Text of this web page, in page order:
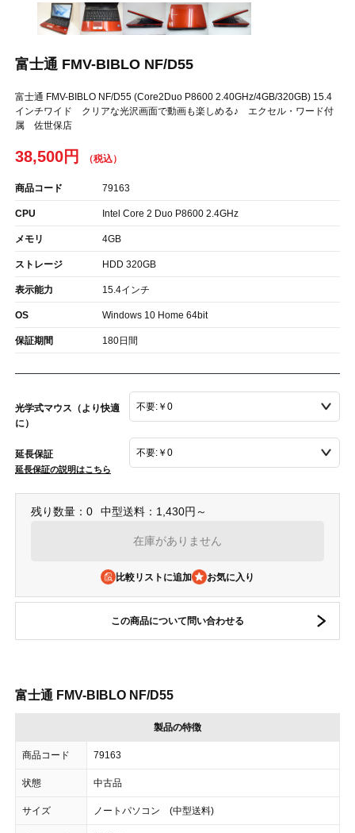
富士通 FMV-BIBLO NF/D55
富士通 FMV-BIBLO NF/D55 (Core2Duo P8600 2.40GHz/4GB/320GB) 15.4
インチワイド クリアな光沢画面で動画も楽しめる♪ エクセル・ワード付
属 佐世保店
38,500円
商品コード 79163
CPU Intel Core 2 Duo P8600 2.4GHz
メモリ 4GB
ストレージ HDD 320GB
表示能力 15.4インチ
OS Windows 10 Home 64bit
保証期間 180日間
光学式マウス（より快適
に）
延長保証
延長保証の説明はこちら
残り数量：0 中型送料：1,430円～
在庫がありません
比較リストに追加
この商品について問い合わせる
富士通 FMV-BIBLO NF/D55
製品の特徴
商品コード 79163
状態 中古品
サイズ ノートパソコン (中型送料)